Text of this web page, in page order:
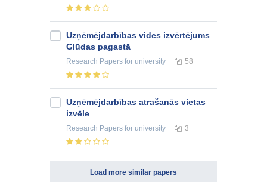
Uzņēmējdarbības vides izvērtējums
Glūdas pagastā
Research Papers for university 58
Uzņēmējdarbības atrašanās vietas
izvēle
Research Papers for university 3
Load more similar papers